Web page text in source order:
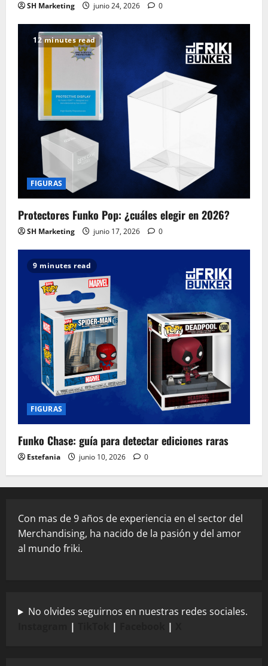
SH Marketing junio 24, 2026 0
12 minutes read
FIGURAS
Protectores Funko Pop: ¿cuáles elegir en 2026?
SH Marketing junio 17, 2026 0
9 minutes read
FIGURAS
Funko Chase: guía para detectar ediciones raras
Estefania junio 10, 2026 0
Con mas de 9 años de experiencia en el sector del
Merchandising, ha nacido de la pasión y del amor
al mundo friki.
No olvides seguirnos en nuestras redes sociales.
| | |